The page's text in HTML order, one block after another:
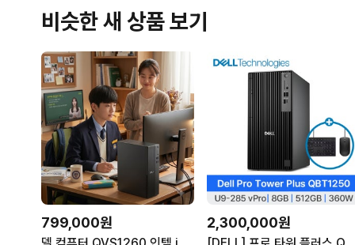
비슷한 새 상품 보기
799,000원 2,300,000원